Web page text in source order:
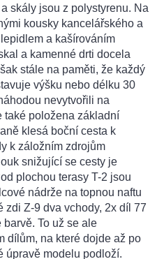
skály jsou z polystyrenu. Na
kousky kancelářského a
a kašírováním
a kamenné drti docela
stále na paměti, že každý
výšku nebo délku 30
nevytvořili na
také položena základní
klesá boční cesta k
k záložním zdrojům
snižující se cesty je
plochou terasy T-2 jsou
nádrže na topnou naftu
zdi Z-9 dva vchody, 2x díl 77
To už se ale
dílům, na které dojde až po
úpravě modelu podloží.